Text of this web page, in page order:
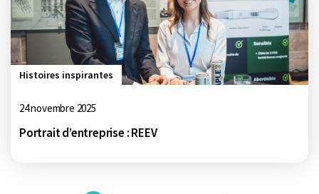
Histoires inspirantes
24 novembre 2025
Portrait d’entreprise : REEV